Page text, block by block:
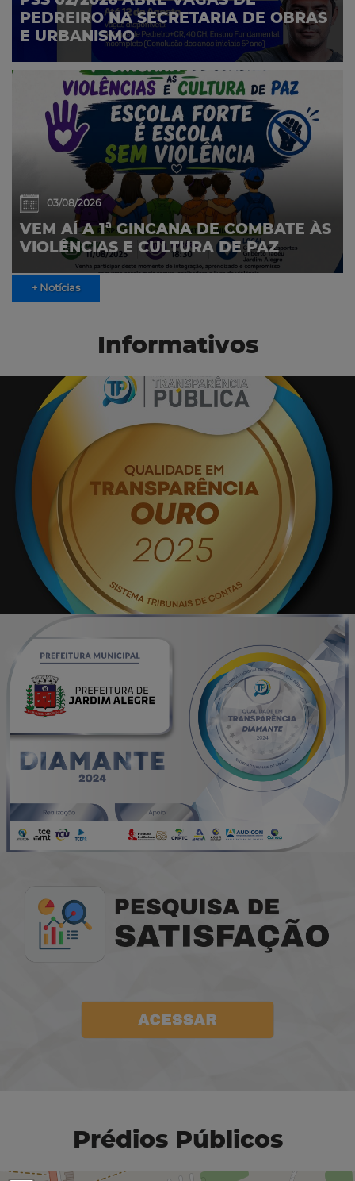
PEDREIRO NA SECRETARIA DE OBRAS
E URBANISMO
03/08/2026
VEM AÍ A 1ª GINCANA DE COMBATE ÀS
VIOLÊNCIAS E CULTURA DE PAZ
+ Notícias
Informativos
Prédios Públicos